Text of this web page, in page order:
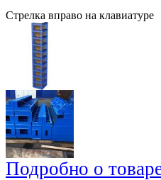
Стрелка вправо на клавиатуре
Подробно о